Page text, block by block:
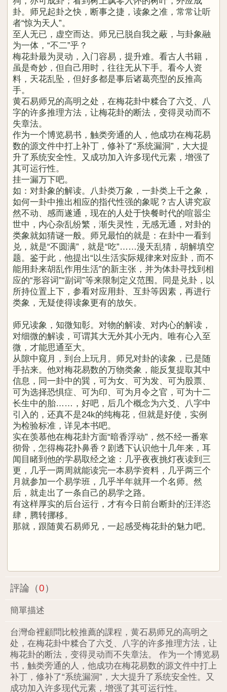
卦。师兄起卦之快，断事之捷，读象之准，常常让听
者“惊为天人”。
至人无已，虚空而达。师兄已脱自我之蔽，与卦象融
为一体，“不二”乎？
梅花卦最为灵动，入门容易，提升难。看古人书籍，
虽是奇妙，但自己用时，往往无从下手。看今人资
料，天花乱坠，但好多都是事后诸葛亮型的反推高
手。
黄石易师兄的高明之处，在梅花卦中糅合了六爻、八
字的许多推理方法，让梅花卦的断法，变得灵动而不
失章法。
作为一个博览易书，触类旁通的人，他成功在梅花易
数的源文件中打上补丁，修补了“系统漏洞”，大大提
升了系统安全性。又成功加入许多现代元素，增强了
其可运行性。
挂一漏万下吧。
如：对卦象的解读。八卦类万象，一卦类上千之象，
如何一卦中推出相应的指代性强的象呢？古人讲究寂
然不动、感而遂通，现在的人处于快餐时代的喧嚣尘
世中，内心杂乱纷繁，渐失灵性，无感无通，对卦的
类象就如猜谜一般。师兄最怕的就是：在卦中一看到
兑，就是“不圆满”，就是“吃”……漫天乱猜，胡解填空
题。鉴于此，他提出“以生活实际规律来对应卦，而不
能用卦来胡乱作用生活”的新主张，并为体卦寻找到相
应的“形容词”“副词”等来限制定义范围。同是兑卦，以
所持位置上下，参看对应用卦、互卦等因素，再进行
类象，无疑使得读象更有的放矢。
师兄读象，知微知彰。对物的解读、对内心的解读，
对细微的解读，可谓其大无外其小无内。唯有心入至
微，才能思通至大。
从隙中窥月，到台上玩月。师兄对卦的读象，已是随
手拈来。他对梅花易数的万物类象，能反复提取其中
信息，同一卦中的巽，可为女、可为发、可为股票、
可为选择恐惧症、可为印、可为月令之官，可为十二
长生中的胎……，好吧，后几个概念为六爻、八字中
引入的，还真不是24k的纯梅花，但就是好使，实例
为检验标准，详见本书吧。
实在羡慕他在梅花卦方面“暗香浮动”，然不经一番寒
彻骨，怎得梅花扑鼻香？剧透下认识他十几年来，耳
闻目睹到他的学易取经之途：几乎夜夜挑灯夜读到三
更，几乎一两周就能读完一本易学资料，几乎两三个
月就参加一个易学班，几乎半年就拜一个名师。然
后，就走出了一条自己的易学之路。
有这样厚实的后台运行，才有今日前台断卦的汪洋恣
肆，腾转挪移。
那就，跟随黄石易师兄，一起感受梅花卦的魅力吧。
評論（0）
簡單描述
台灣命裡顧問比較推薦的課程，黄石易师兄的高明之
处，在梅花卦中糅合了六爻、八字的许多推理方法，让
梅花卦的断法，变得灵动而不失章法。 作为一个博览易
书，触类旁通的人，他成功在梅花易数的源文件中打上
补丁，修补了“系统漏洞”，大大提升了系统安全性。又
成功加入许多现代元素，增强了其可运行性。